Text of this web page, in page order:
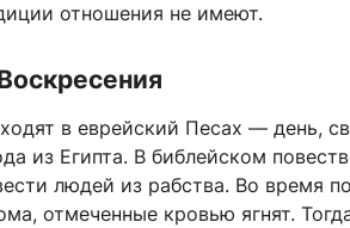
отношения не имеют.
в еврейский Песах — день,
из Египта. В библейском
людей из рабства. Во время
отмеченные кровью ягнят.